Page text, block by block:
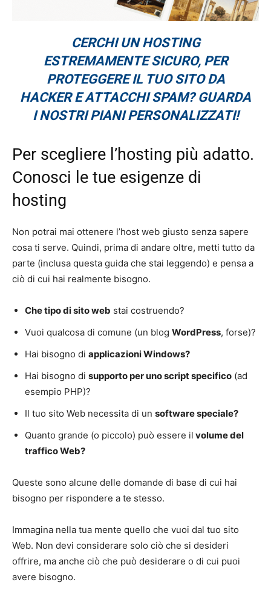
CERCHI UN HOSTING
ESTREMAMENTE SICURO, PER
PROTEGGERE IL TUO SITO DA
HACKER E ATTACCHI SPAM? GUARDA
I NOSTRI PIANI PERSONALIZZATI!
Per scegliere l’hosting più adatto.
Conosci le tue esigenze di
hosting
Non potrai mai ottenere l’host web giusto senza sapere
cosa ti serve. Quindi, prima di andare oltre, metti tutto da
parte (inclusa questa guida che stai leggendo) e pensa a
ciò di cui hai realmente bisogno.
Che tipo di sito web stai costruendo?
Vuoi qualcosa di comune (un blog WordPress, forse)?
Hai bisogno di applicazioni Windows?
Hai bisogno di supporto per uno script specifico (ad
esempio PHP)?
Il tuo sito Web necessita di un software speciale?
Quanto grande (o piccolo) può essere il volume del
traffico Web?
Queste sono alcune delle domande di base di cui hai
bisogno per rispondere a te stesso.
Immagina nella tua mente quello che vuoi dal tuo sito
Web. Non devi considerare solo ciò che si desideri
offrire, ma anche ciò che può desiderare o di cui puoi
avere bisogno.